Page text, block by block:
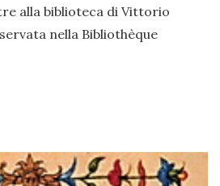
alla biblioteca di Vittorio
nella Bibliothèque